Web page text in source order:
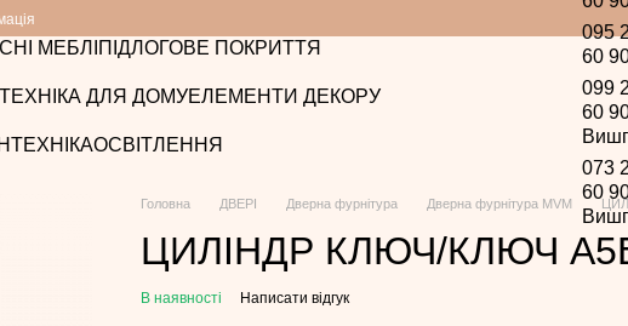
МЕБЛІ ПІДЛОГОВЕ ПОКРИТТЯ
ТЕХНІКА ДЛЯ ДОМУЕЛЕМЕНТИ ДЕКОРУ
ОСВІТЛЕННЯ
095
60
099
60
073
60
Головна ДВЕРІ Дверна фурнітура Дверна фурнітура MVM
ЦИЛІНДР КЛЮЧ/КЛЮЧ
В наявності Написати відгук